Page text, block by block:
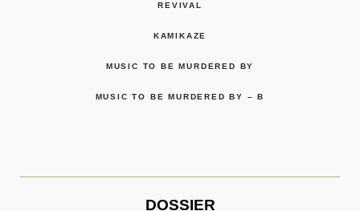
REVIVAL
KAMIKAZE
MUSIC TO BE MURDERED BY
MUSIC TO BE MURDERED BY – B
DOSSIER